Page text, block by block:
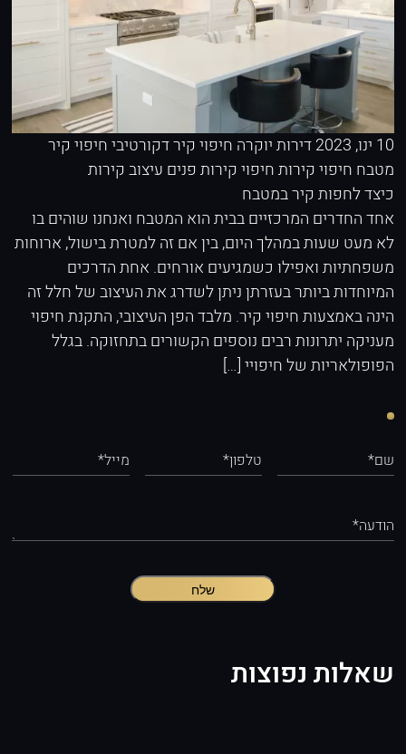
10 ינו, 2023 דירות יוקרה חיפוי קיר דקורטיביחיפוי קיר
מטבח חיפוי קירותחיפוי קירות פנים עיצוב קירות
כיצד לחפות קיר במטבח
אחד החדרים המרכזיים בבית הוא המטבח ואנחנו שוהים בו
לא מעט שעות במהלך היום, בין אם זה למטרת בישול, ארוחות
משפחתיות ואפילו כשמגיעים אורחים. אחת הדרכים
המיוחדות ביותר בעזרתן ניתן לשדרג את העיצוב של חלל זה
הינה באמצעות חיפוי קיר. מלבד הפן העיצובי, התקנת חיפוי
מעניקה יתרונות רבים נוספים הקשורים בתחזוקה. בגלל
הפופולאריות של חיפויי […]
שם* טלפון* מייל*
הודעה*
שלח
שאלות נפוצות